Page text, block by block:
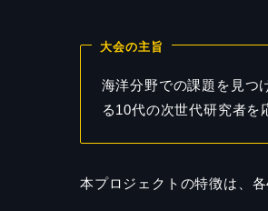
大会の主旨
海洋分野での課題を見つ
る10代の次世代研究者を
本プロジェクトの特徴は、